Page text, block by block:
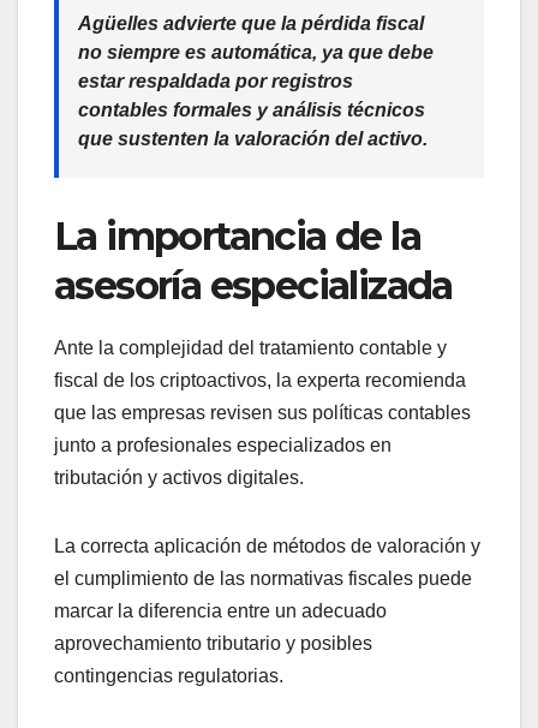
Agüelles advierte que la pérdida fiscal
no siempre es automática, ya que debe
estar respaldada por registros
contables formales y análisis técnicos
que sustenten la valoración del activo.
La importancia de la
asesoría especializada
Ante la complejidad del tratamiento contable y
fiscal de los criptoactivos, la experta recomienda
que las empresas revisen sus políticas contables
junto a profesionales especializados en
tributación y activos digitales.
La correcta aplicación de métodos de valoración y
el cumplimiento de las normativas fiscales puede
marcar la diferencia entre un adecuado
aprovechamiento tributario y posibles
contingencias regulatorias.